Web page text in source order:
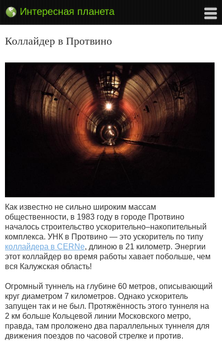
Интересная планета
Коллайдер в Протвино
Как известно не сильно широким массам
общественности, в 1983 году в городе Протвино
началось строительство ускорительно–накопительный
комплекса. УНК в Протвино — это ускоритель по типу
коллайдера в CERNе, длиною в 21 километр. Энергии
этот коллайдер во время работы хавает побольше, чем
вся Калужская область!
Огромный туннель на глубине 60 метров, описывающий
круг диаметром 7 километров. Однако ускоритель
запущен так и не был. Протяжённость этого туннеля на
2 км больше Кольцевой линии Московского метро,
правда, там проложено два параллельных туннеля для
движения поездов по часовой стрелке и против.